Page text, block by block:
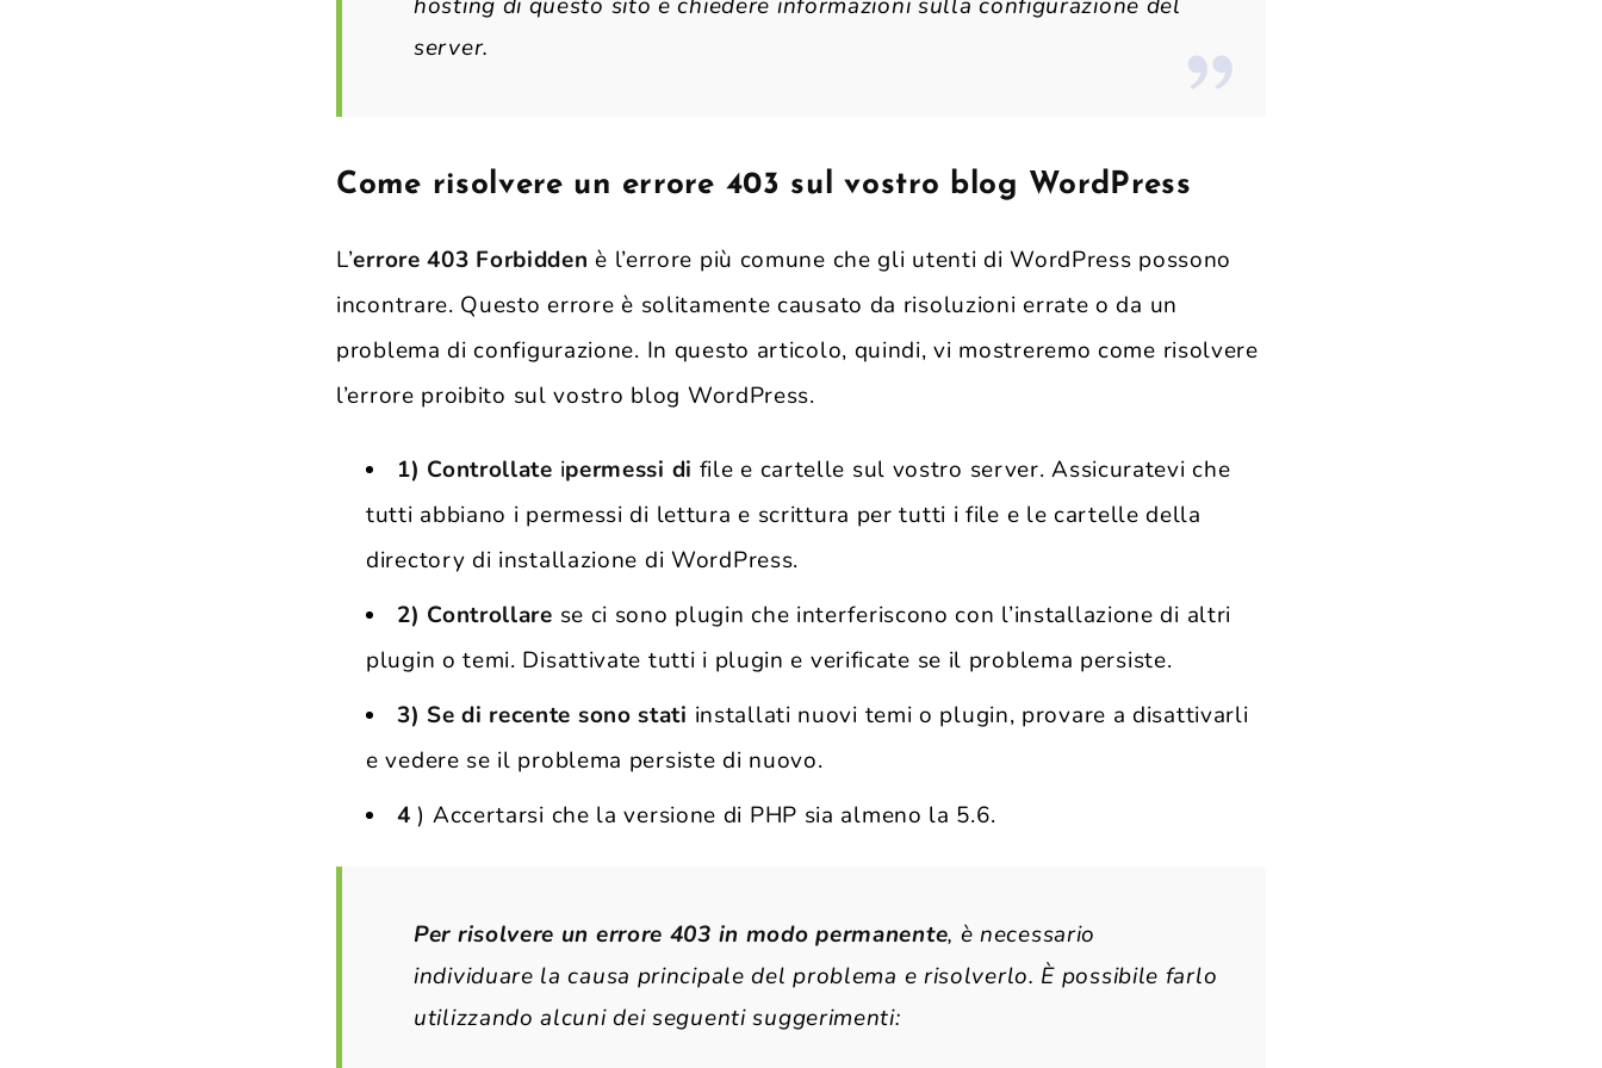
hosting di questo sito e chiedere informazioni sulla configurazione del
server.
Come risolvere un errore 403 sul vostro blog WordPress
L’errore 403 Forbidden è l’errore più comune che gli utenti di WordPress possono
incontrare. Questo errore è solitamente causato da risoluzioni errate o da un
problema di configurazione. In questo articolo, quindi, vi mostreremo come risolvere
l’errore proibito sul vostro blog WordPress.
1) Controllate ipermessi di file e cartelle sul vostro server. Assicuratevi che
tutti abbiano i permessi di lettura e scrittura per tutti i file e le cartelle della
directory di installazione di WordPress.
2) Controllare se ci sono plugin che interferiscono con l’installazione di altri
plugin o temi. Disattivate tutti i plugin e verificate se il problema persiste.
3) Se di recente sono stati installati nuovi temi o plugin, provare a disattivarli
e vedere se il problema persiste di nuovo.
4 ) Accertarsi che la versione di PHP sia almeno la 5.6.
Per risolvere un errore 403 in modo permanente, è necessario
individuare la causa principale del problema e risolverlo. È possibile farlo
utilizzando alcuni dei seguenti suggerimenti: